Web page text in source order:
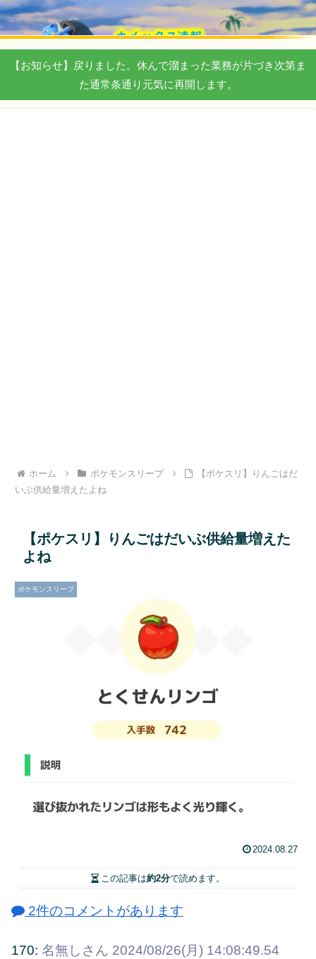
【お知らせ】戻りました。休んで溜まった業務が片づき次第ま
た通常条通り元気に再開します。
ホーム ポケモンスリープ
【ポケスリ】りんごはだ
いぶ供給量増えたよね
【ポケスリ】りんごはだいぶ供給量増えた
よね
ポケモンスリープ
2024.08.27
この記事は約2分で読めます。
2件のコメントがあります
170: 名無しさん 2024/08/26(月) 14:08:49.54